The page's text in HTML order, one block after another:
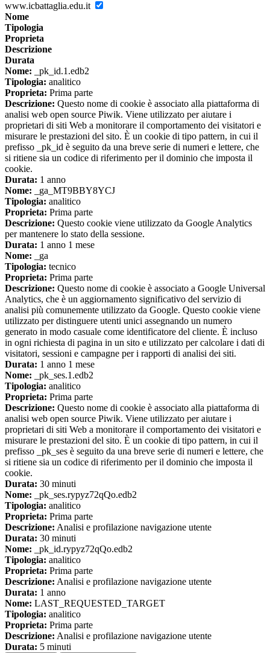
www.icbattaglia.edu.it
Nome
Tipologia
Proprieta
Descrizione
Durata
Nome: _pk_id.1.edb2
Tipologia: analitico
Proprieta: Prima parte
Descrizione: Questo nome di cookie è associato alla piattaforma di
analisi web open source Piwik. Viene utilizzato per aiutare i
proprietari di siti Web a monitorare il comportamento dei visitatori e
misurare le prestazioni del sito. È un cookie di tipo pattern, in cui il
prefisso _pk_id è seguito da una breve serie di numeri e lettere, che
si ritiene sia un codice di riferimento per il dominio che imposta il
cookie.
Durata: 1 anno
Nome: _ga_MT9BBY8YCJ
Tipologia: analitico
Proprieta: Prima parte
Descrizione: Questo cookie viene utilizzato da Google Analytics
per mantenere lo stato della sessione.
Durata: 1 anno 1 mese
Nome: _ga
Tipologia: tecnico
Proprieta: Prima parte
Descrizione: Questo nome di cookie è associato a Google Universal
Analytics, che è un aggiornamento significativo del servizio di
analisi più comunemente utilizzato da Google. Questo cookie viene
utilizzato per distinguere utenti unici assegnando un numero
generato in modo casuale come identificatore del cliente. È incluso
in ogni richiesta di pagina in un sito e utilizzato per calcolare i dati di
visitatori, sessioni e campagne per i rapporti di analisi dei siti.
Durata: 1 anno 1 mese
Nome: _pk_ses.1.edb2
Tipologia: analitico
Proprieta: Prima parte
Descrizione: Questo nome di cookie è associato alla piattaforma di
analisi web open source Piwik. Viene utilizzato per aiutare i
proprietari di siti Web a monitorare il comportamento dei visitatori e
misurare le prestazioni del sito. È un cookie di tipo pattern, in cui il
prefisso _pk_ses è seguito da una breve serie di numeri e lettere, che
si ritiene sia un codice di riferimento per il dominio che imposta il
cookie.
Durata: 30 minuti
Nome: _pk_ses.rypyz72qQo.edb2
Tipologia: analitico
Proprieta: Prima parte
Descrizione: Analisi e profilazione navigazione utente
Durata: 30 minuti
Nome: _pk_id.rypyz72qQo.edb2
Tipologia: analitico
Proprieta: Prima parte
Descrizione: Analisi e profilazione navigazione utente
Durata: 1 anno
Nome: LAST_REQUESTED_TARGET
Tipologia: analitico
Proprieta: Prima parte
Descrizione: Analisi e profilazione navigazione utente
Durata: 5 minuti